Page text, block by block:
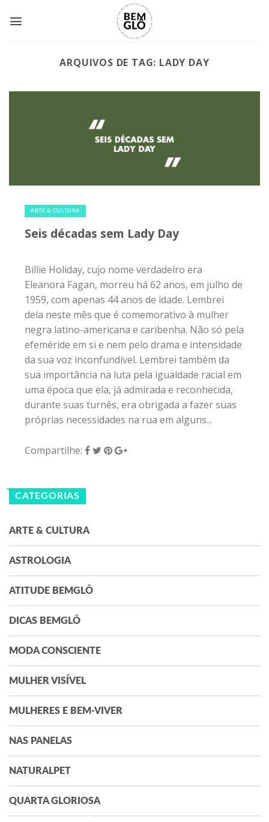
ARQUIVOS DE TAG: LADY DAY
ARTE & CULTURA
Seis décadas sem Lady Day
Billie Holiday, cujo nome verdadeiro era
Eleanora Fagan, morreu há 62 anos, em julho de
1959, com apenas 44 anos de idade. Lembrei
dela neste mês que é comemorativo à mulher
negra latino-americana e caribenha. Não só pela
efeméride em si e nem pelo drama e intensidade
da sua voz inconfundível. Lembrei também da
sua importância na luta pela igualdade racial em
uma época que ela, já admirada e reconhecida,
durante suas turnês, era obrigada a fazer suas
próprias necessidades na rua em alguns...
Compartilhe:
CATEGORIAS
ARTE & CULTURA
ASTROLOGIA
ATITUDE BEMGLÔ
DICAS BEMGLÔ
MODA CONSCIENTE
MULHER VISÍVEL
MULHERES E BEM-VIVER
NAS PANELAS
NATURALPET
QUARTA GLORIOSA